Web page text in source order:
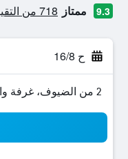
9.3 ممتاز 718 من التقييمات تم التحقق منها
ح 16/8
2 من الضيوف، غرفة واحدة